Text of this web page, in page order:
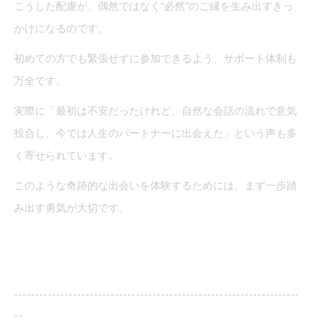
こうした配慮が、偶然ではなく“必然”のご縁を生み出すきっ
かけになるのです。
初めての方でも緊張せずに参加できるよう、サポート体制も
万全です。
実際に「最初は不安だったけれど、自然な会話の流れで意気
投合し、今では人生のパートナーに出会えた」という声も多
く寄せられています。
このような奇跡的な出会いを体験するためには、まず一歩踏
み出す勇気が大切です。
--------------------------------------------------------------------
--